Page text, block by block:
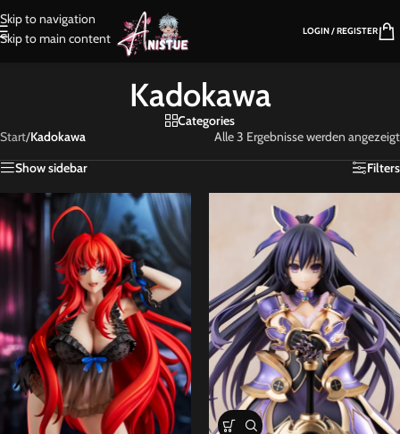
Skip to navigation
Skip to main content
LOGIN / REGISTER
Kadokawa
Categories
Start/Kadokawa
Alle 3 Ergebnisse werden angezeigt
Show sidebar
Filters